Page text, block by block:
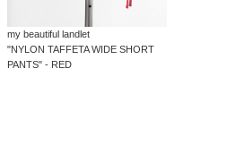
my beautiful landlet
"NYLON TAFFETA WIDE SHORT
PANTS" - RED